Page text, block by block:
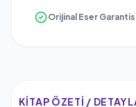
Orijinal Eser
KITAP ÖZETI /